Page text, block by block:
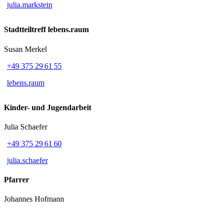
julia.markstein
Stadtteiltreff lebens.raum
Susan Merkel
+49 375 29 61 55
lebens.raum
Kinder- und Jugendarbeit
Julia Schaefer
+49 375 29 61 60
julia.schaefer
Pfarrer
Johannes Hofmann